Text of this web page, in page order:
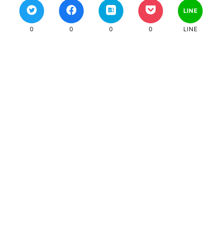
0 0 0 0
LINE
LINE